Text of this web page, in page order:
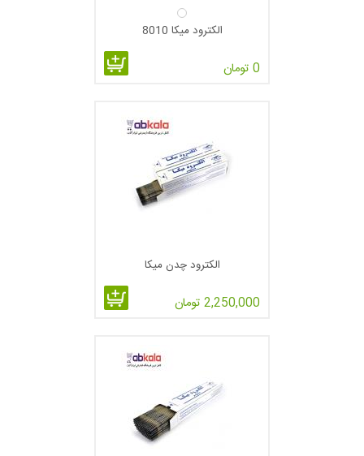
الکترود میکا 8010
0 تومان
الکترود چدن میکا
2,250,000 تومان